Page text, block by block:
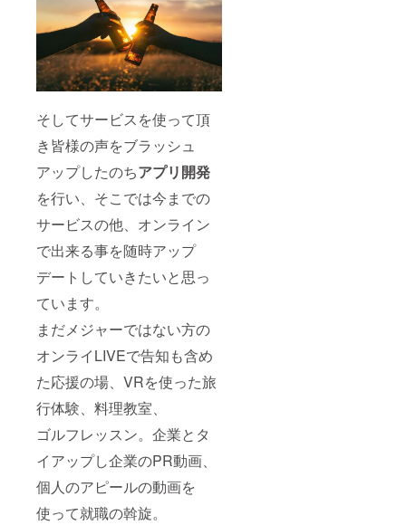
そしてサービスを使って頂
き皆様の声をブラッシュ
アップしたのちアプリ開発
を行い、そこでは今までの
サービスの他、オンライン
で出来る事を随時アップ
デートしていきたいと思っ
ています。
まだメジャーではない方の
オンライLIVEで告知も含め
た応援の場、VRを使った旅
行体験、料理教室、
ゴルフレッスン。企業とタ
イアップし企業のPR動画、
個人のアピールの動画を
使って就職の斡旋。